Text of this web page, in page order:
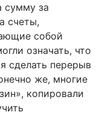
сумму за
счеты,
собой
означать, что
сделать перерыв
же, многие
копировали